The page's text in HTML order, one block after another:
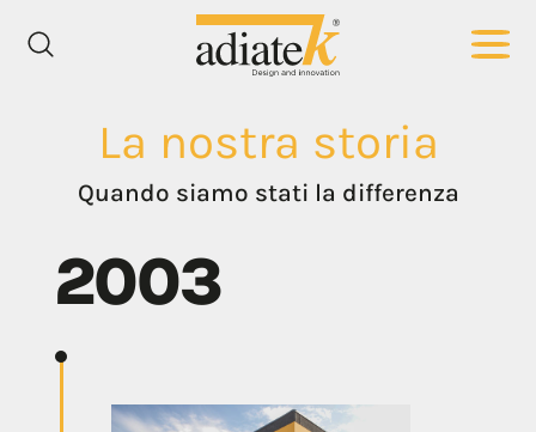
La nostra storia
Quando siamo stati la differenza
2003